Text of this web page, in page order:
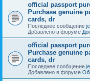
official passport
Purchase genuine
cards, dr
Последнее сообщение
Добавлено в форуме
official passport
Purchase genuine
cards, dr
Последнее сообщение
Добавлено в форуме